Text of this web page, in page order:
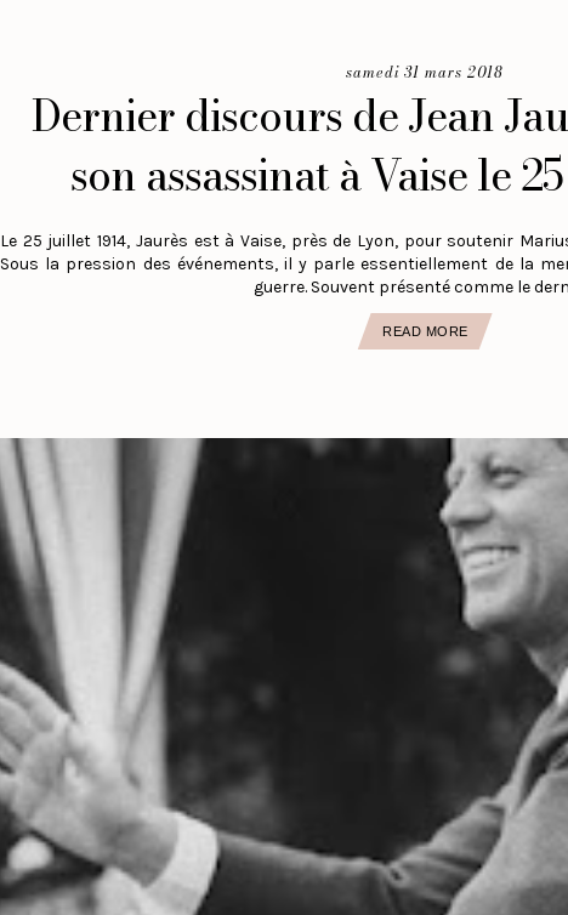
samedi 31 mars 2018
Dernier discours de Jean
son assassinat à Vaise le
Le 25 juillet 1914, Jaurès est à Vaise, près de Lyon, pour soutenir
Sous la pression des événements, il y parle essentiellement de la
guerre. Souvent présenté comme le
READ MORE